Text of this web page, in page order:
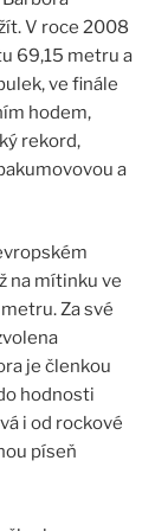
V roce 2008
69,15 metru a
ve finále
hodem,
rekord,
a
na mítinku ve
Za své
je členkou
hodnosti
i od rockové
píseň